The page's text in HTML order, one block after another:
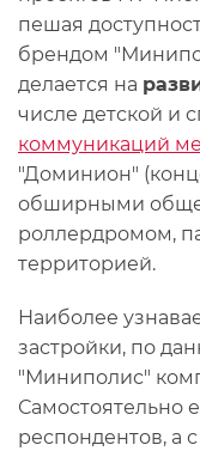
пешая
брендом
делается на
числе детской и
коммуникаций
"Доминион"
обширными
роллердромом,
территорией.
Наиболее
застройки, по
"Миниполис"
Самостоятельно
респондентов, а